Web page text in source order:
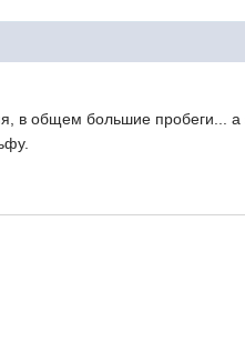
в общем большие пробеги... а